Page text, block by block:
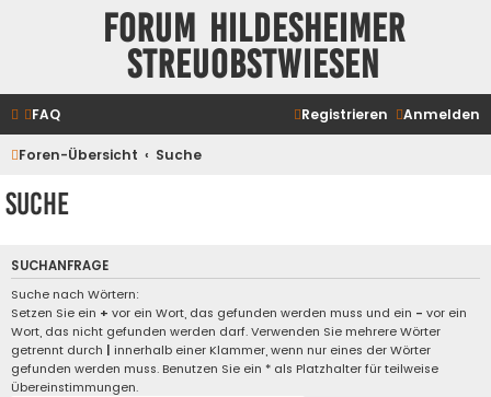
Forum Hildesheimer
Streuobstwiesen
FAQ Anmelden
Registrieren
Foren-Übersicht Suche
Suche
SUCHANFRAGE
Suche nach Wörtern:
Setzen Sie ein + vor ein Wort, das gefunden werden muss und ein - vor ein
Wort, das nicht gefunden werden darf. Verwenden Sie mehrere Wörter
getrennt durch | innerhalb einer Klammer, wenn nur eines der Wörter
gefunden werden muss. Benutzen Sie ein * als Platzhalter für teilweise
Übereinstimmungen.